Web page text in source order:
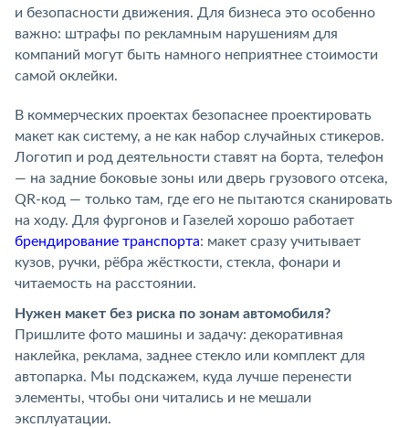
и безопасности движения. Для бизнеса это особенно
важно: штрафы по рекламным нарушениям для
компаний могут быть намного неприятнее стоимости
самой оклейки.
В коммерческих проектах безопаснее проектировать
макет как систему, а не как набор случайных стикеров.
Логотип и род деятельности ставят на борта, телефон
— на задние боковые зоны или дверь грузового отсека,
QR-код — только там, где его не пытаются сканировать
на ходу. Для фургонов и Газелей хорошо работает
брендирование транспорта: макет сразу учитывает
кузов, ручки, рёбра жёсткости, стекла, фонари и
читаемость на расстоянии.
Нужен макет без риска по зонам автомобиля?
Пришлите фото машины и задачу: декоративная
наклейка, реклама, заднее стекло или комплект для
автопарка. Мы подскажем, куда лучше перенести
элементы, чтобы они читались и не мешали
эксплуатации.